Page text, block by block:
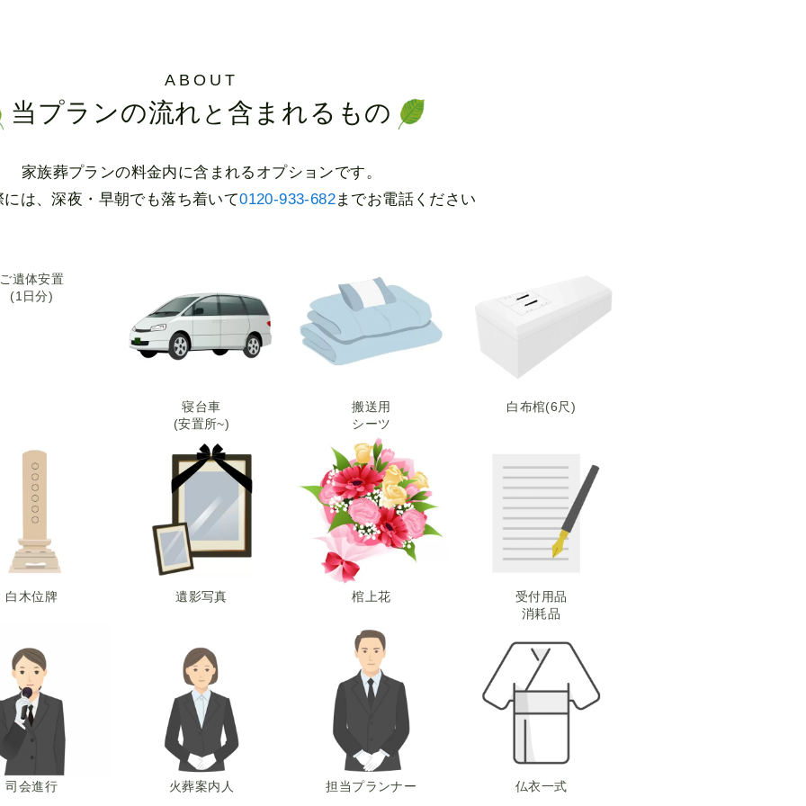
ABOUT
当プランの流れ と 含まれるもの
家族葬プランの料金内に含まれる オプションです。
には、深夜・早朝でも落ち着いて0120-933-682までお電話ください
ご遺体安置
(1日分)
寝台車
(安置所~)
搬送用
シーツ
白布棺(6尺)
白木位牌 遺影写真 棺上花
受付用品
消耗品
司会進行 火葬案内人 担当プランナー 仏衣一式